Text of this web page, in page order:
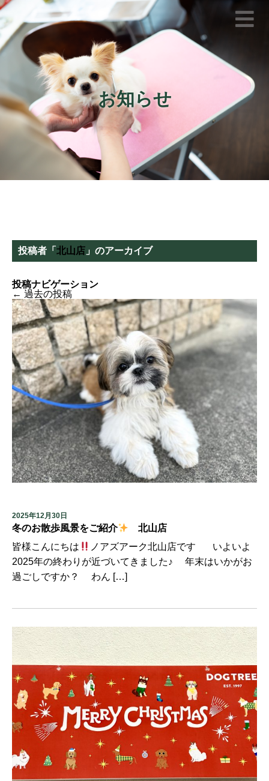
お知らせ
投稿者「 北山店 」のアーカイブ
投稿ナビゲーション
← 過去の投稿
2025年12月30日
冬のお散歩風景をご紹介
北山店
皆様こんにちは
ノアズアーク北山店です いよいよ
2025年の終わりが近づいてきました♪ 年末はいかがお
過ごしですか？ わん […]